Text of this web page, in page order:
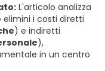
L'articolo analizza
i costi diretti
) e indiretti
),
in un centro